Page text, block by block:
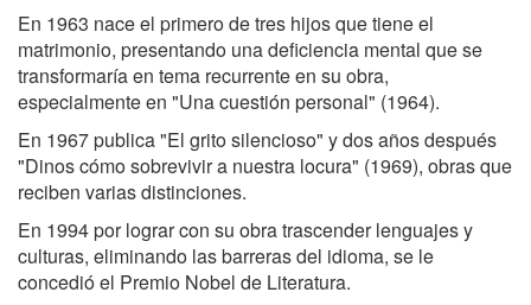
En 1963 nace el primero de tres hijos que tiene el
matrimonio, presentando una deficiencia mental que se
transformaría en tema recurrente en su obra,
especialmente en "Una cuestión personal" (1964).
En 1967 publica "El grito silencioso" y dos años después
"Dinos cómo sobrevivir a nuestra locura" (1969), obras que
reciben varias distinciones.
En 1994 por lograr con su obra trascender lenguajes y
culturas, eliminando las barreras del idioma, se le
concedió el Premio Nobel de Literatura.